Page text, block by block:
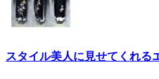
スタイル美人に見せてくれ